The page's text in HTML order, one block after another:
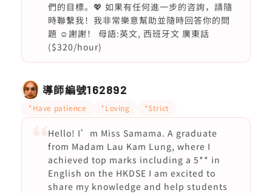
們的目標。💖 如果有任何進一步的咨詢，請隨
時聯繫我！我非常樂意幫助並隨時回答你的問
題 ☺️謝謝！ 母語:英文, 西班牙文 廣東話
($320/hour)
導師編號162892
*Have patience *Loving *Strict
Hello! I’m Miss Samama. A graduate
from Madam Lau Kam Lung, where I
achieved top marks including a 5** in
English on the HKDSE I am excited to
share my knowledge and help students